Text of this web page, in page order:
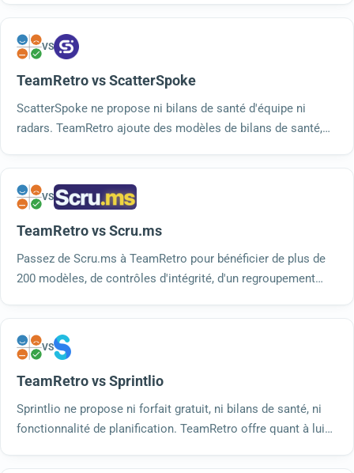
regroupement par IA et la certification SOC 2 de type 2.
VS
TeamRetro vs ScatterSpoke
ScatterSpoke ne propose ni bilans de santé d'équipe ni
radars. TeamRetro ajoute des modèles de bilans de santé,
une certification SOC 2 de type 2 pour chaque formule.
VS
TeamRetro vs Scru.ms
Passez de Scru.ms à TeamRetro pour bénéficier de plus de
200 modèles, de contrôles d'intégrité, d'un regroupement
hébergement sécurisé conforme à la norme SOC 2 Type 2.
Essayez-le gratuitement.
VS
TeamRetro vs Sprintlio
Sprintlio ne propose ni forfait gratuit, ni bilans de santé, ni
fonctionnalité de planification. TeamRetro offre quant à lui
planifiées, plus de 200 modèles, un regroupement par IA et